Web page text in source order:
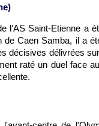
l'AS Saint-Etienne a
Caen Samba, il a
décisives délivrées
raté un duel face